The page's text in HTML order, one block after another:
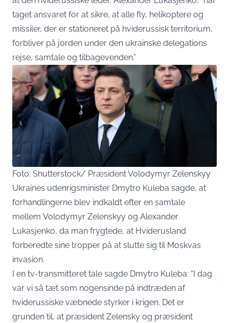
taget ansvaret for at sikre, at alle fly, helikoptere og
missiler, der er stationeret på hviderussisk territorium,
forbliver på jorden under den ukrainske delegations
rejse, samtale og tilbagevenden.”
Foto: Shutterstock/ Præsident Volodymyr Zelenskyy
Ukraines udenrigsminister Dmytro Kuleba sagde, at
forhandlingerne blev indkaldt efter en samtale
mellem Volodymyr Zelenskyy og Alexander
Lukasjenko, da man frygtede, at Hviderusland
forberedte sine tropper på at slutte sig til Moskvas
invasion.
I en tv-transmitteret tale sagde Dmytro Kuleba: “I dag
var vi så tæt som nogensinde på indtræden af ​​
hviderussiske væbnede styrker i krigen. Det er
grunden til, at præsident Zelensky og præsident